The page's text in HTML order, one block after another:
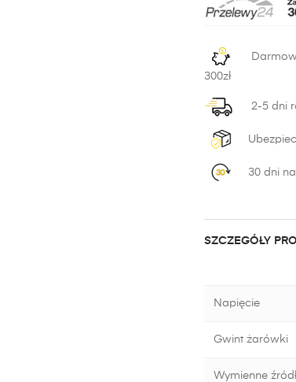
300zł
2-5 dni
30 dni
SZCZEGÓŁY
Napięcie
Gwint żarówki
Wymienne